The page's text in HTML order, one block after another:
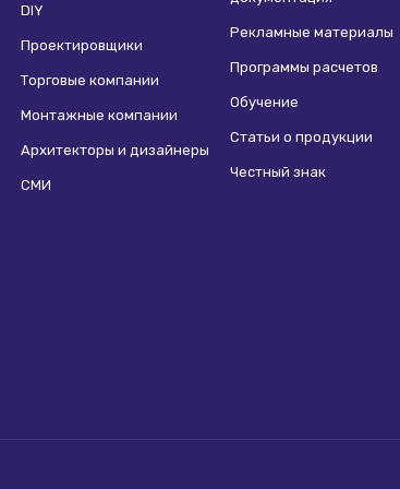
DIY
Проектировщики
Торговые компании
Монтажные компании
Архитекторы и дизайнеры
СМИ
Рекламные материалы
Программы расчетов
Обучение
Статьи о продукции
Честный знак